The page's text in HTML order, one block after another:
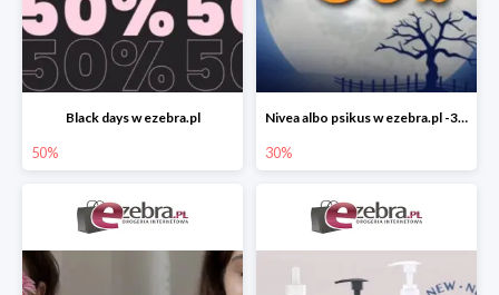
Black days w ezebra.pl
50%
Nivea albo psikus w ezebra.pl -30%
30%